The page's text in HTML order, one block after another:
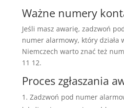
Ważne numery
Jeśli masz awarię, zadzwoń
numer alarmowy, który działa
Niemczech warto znać też
11 12.
Proces zgłaszania
Zadzwoń pod numer